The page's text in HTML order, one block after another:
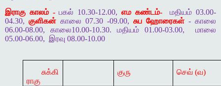
இராகு காலம் -பகல் 10.30-12.00, எம கண்டம்-
மதியம் 03.00-
04.30, குளிகன் காலை 07.30 -09.00, சுப ஹோரைகள் - காலை
06.00-08.00, காலை10.00-10.30. மதியம் 01.00-03.00,
மாலை
05.00-06.00, இரவு 08.00-10.00
சுக்கி
ராகு
குரு செவ் (வ)